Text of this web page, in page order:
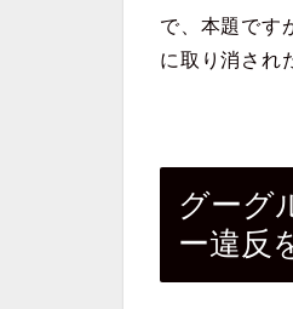
で、本題です
に取り消され
グーグ
ー違反